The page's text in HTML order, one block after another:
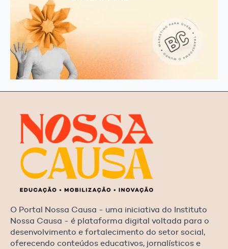
O Portal Nossa Causa - uma iniciativa do Instituto
Nossa Causa - é plataforma digital voltada para o
desenvolvimento e fortalecimento do setor social,
oferecendo conteúdos educativos, jornalísticos e